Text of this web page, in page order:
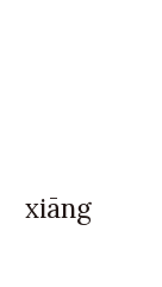
xiāng